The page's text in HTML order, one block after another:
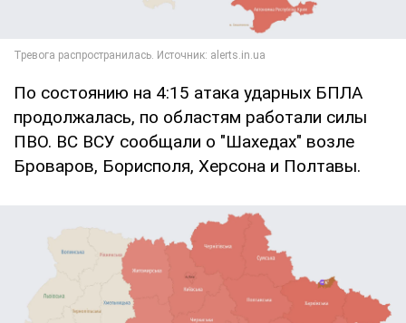
По состоянию на 4:15 атака ударных БПЛА
продолжалась, по областям работали силы
ПВО. ВС ВСУ сообщали о "Шахедах" возле
Броваров, Борисполя, Херсона и Полтавы.